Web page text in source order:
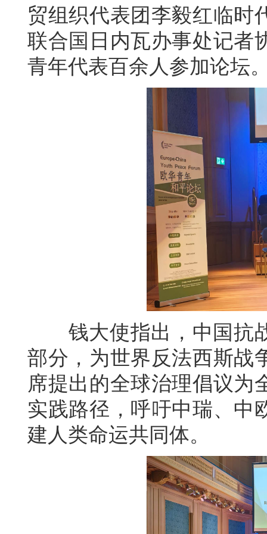
贸组织代表团李毅红临时
联合国日内瓦办事处记者
青年代表百余人参加论坛
钱大使指出，中国抗战
部分，为世界反法西斯战
席提出的全球治理倡议为
实践路径，呼吁中瑞、中
建人类命运共同体。